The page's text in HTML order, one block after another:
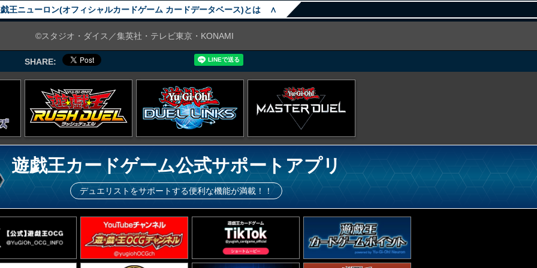
王ニューロン(オフィシャルカードゲーム カードデータベース)とは ∧
©スタジオ・ダイス／集英社・テレビ東京・KONAMI
SHARE:
遊戯王カードゲーム公式サポートアプリ
デュエリストをサポートする便利な機能が満載！！